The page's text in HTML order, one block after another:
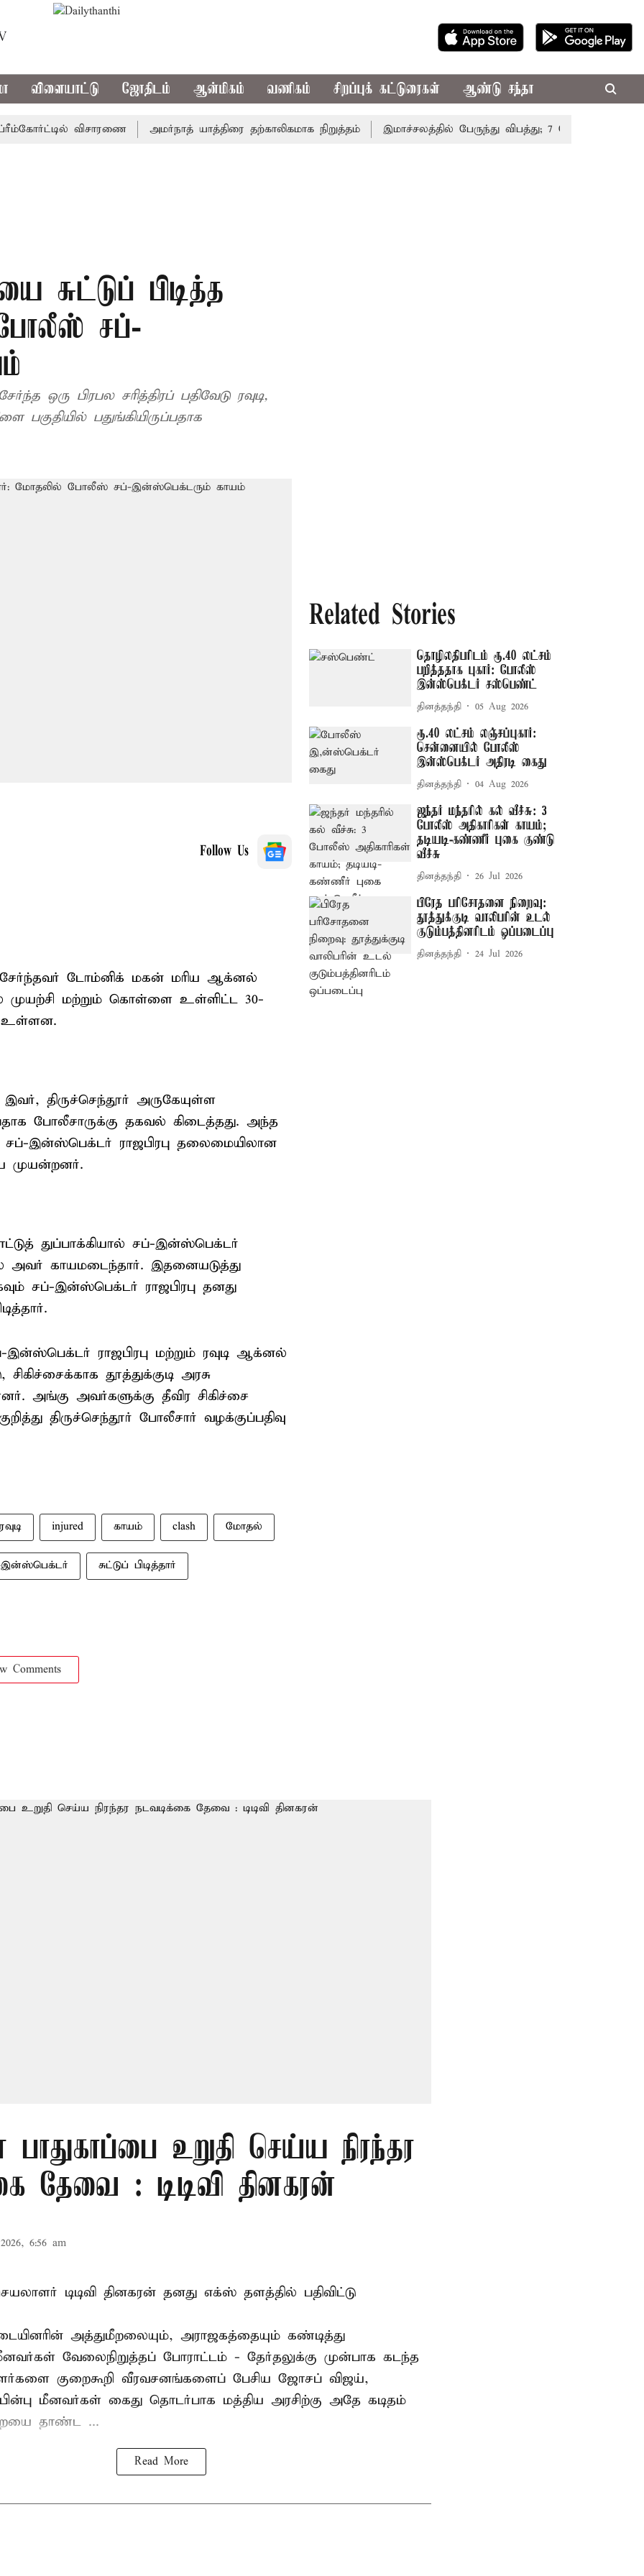
விளையாட்டு ஜோதிடம் ஆன்மிகம் வணிகம் சிறப்புக் கட்டுரைகள் ஆண்டு சந்தா
விசாரணை அமர்நாத் யாத்திரை தற்காலிகமாக நிறுத்தம் இமாச்சலத்தில் பேருந்து விபத்து; 7 பேர் பலி - பிரதமர்
சுட்டுப் பிடித்த
சப்-
ஒரு பிரபல சரித்திரப் பதிவேடு ரவுடி,
பதுங்கியிருப்பதாக
Follow Us
சேர்ந்தவர் டோம்னிக் மகன் மரிய ஆக்னல்
மற்றும் கொள்ளை உள்ளிட்ட 30-
உள்ளன.
இவர், திருச்செந்தூர் அருகேயுள்ள
போலீசாருக்கு தகவல் கிடைத்தது. அந்த
இன்ஸ்பெக்டர் ராஜபிரபு தலைமையிலான
முயன்றனர்.
துப்பாக்கியால் சப்-இன்ஸ்பெக்டர்
அவர் காயமடைந்தார். இதனையடுத்து
சப்-இன்ஸ்பெக்டர் ராஜபிரபு தனது
ராஜபிரபு மற்றும் ரவுடி ஆக்னல்
தூத்துக்குடி அரசு
அங்கு அவர்களுக்கு தீவிர சிகிச்சை
திருச்செந்தூர் போலீசார் வழக்குப்பதிவு
ரவுடி injured காயம் clash மோதல்
சுட்டுப் பிடித்தார்
Comments
Related Stories
தொழிலதிபரிடம் ரூ.40 லட்சம்
பறித்ததாக புகார்: போலீஸ்
இன்ஸ்பெக்டர் சஸ்பெண்ட்
தினத்தந்தி 05 Aug 2026
ரூ.40 லட்சம் லஞ்சப்புகார்:
சென்னையில் போலீஸ்
இன்ஸ்பெக்டர் அதிரடி கைது
தினத்தந்தி 04 Aug 2026
ஜந்தர் மந்தரில் கல் வீச்சு: 3
போலீஸ் அதிகாரிகள் காயம்;
தடியடி-கண்ணீர் புகை குண்டு
வீச்சு
தினத்தந்தி 26 Jul 2026
பிரேத பரிசோதனை நிறைவு:
தூத்துக்குடி வாலிபரின் உடல்
குடும்பத்தினரிடம் ஒப்படைப்பு
தினத்தந்தி 24 Jul 2026
உறுதி செய்ய நிரந்தர
தேவை : டிடிவி தினகரன்
6:56 am
டிடிவி தினகரன் தனது எக்ஸ் தளத்தில் பதிவிட்டு
அத்துமீறலையும், அராஜகத்தையும் கண்டித்து
வேலைநிறுத்தப் போராட்டம் - தேர்தலுக்கு முன்பாக கடந்த
குறைகூறி வீரவசனங்களைப் பேசிய ஜோசப் விஜய்,
மீனவர்கள் கைது தொடர்பாக மத்திய அரசிற்கு அதே கடிதம்
தாண்ட ...
Read More